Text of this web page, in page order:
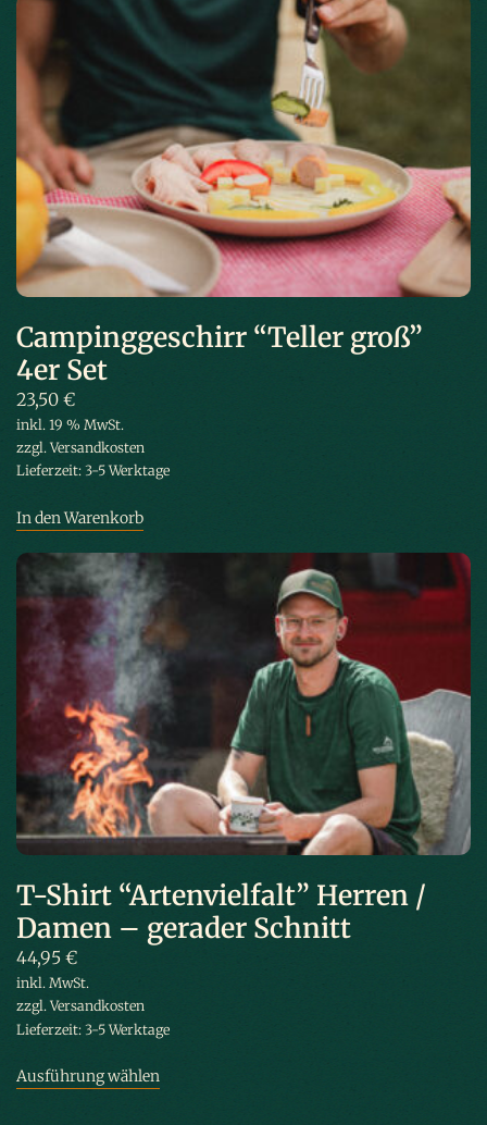
Campinggeschirr “Teller groß”
4er Set
23,50 €
inkl. 19 % MwSt.
zzgl. Versandkosten
Lieferzeit: 3-5 Werktage
In den Warenkorb
T-Shirt “Artenvielfalt” Herren /
Damen – gerader Schnitt
44,95 €
inkl. MwSt.
zzgl. Versandkosten
Lieferzeit: 3-5 Werktage
Ausführung wählen